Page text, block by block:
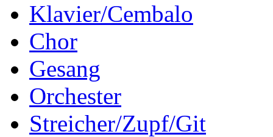
Klavier/Cembalo
Chor
Gesang
Orchester
Streicher/Zupf/Git